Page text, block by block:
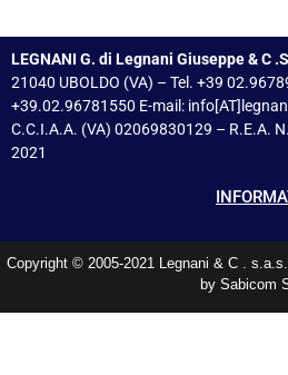
LEGNANI G. di Legnani Giuseppe & C
21040 UBOLDO (VA) – Tel. +39
+39.02.96781550 E-mail:
C.C.I.A.A. (VA) 02069830129 – R.E.A.
2021
Copyright © 2005-2021 Legnani & C .
by Sabicom